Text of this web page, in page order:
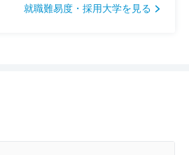
就職難易度・採用大学を見る